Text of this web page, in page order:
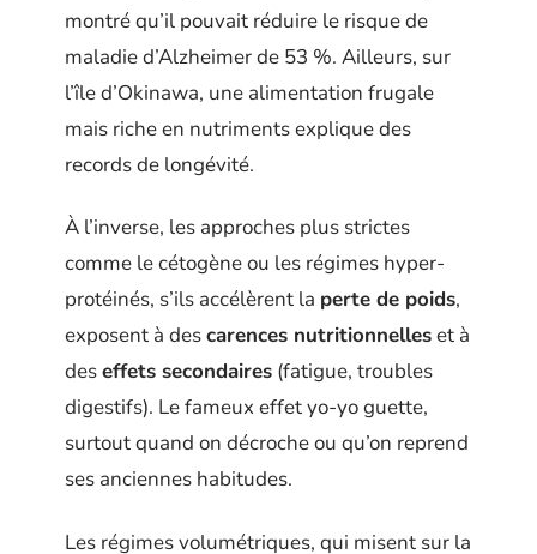
montré qu’il pouvait réduire le risque de
maladie d’Alzheimer de 53 %. Ailleurs, sur
l’île d’Okinawa, une alimentation frugale
mais riche en nutriments explique des
records de longévité.
À l’inverse, les approches plus strictes
comme le cétogène ou les régimes hyper-
protéinés, s’ils accélèrent la perte de poids,
exposent à descarences nutritionnelleset à
deseffets secondaires (fatigue, troubles
digestifs). Le fameux effet yo-yo guette,
surtout quand on décroche ou qu’on reprend
ses anciennes habitudes.
Les régimes volumétriques, qui misent sur la